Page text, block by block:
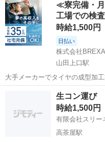
≪寮完備・
工場での検
時給1,500円
日払い
株式会社
山田上口駅
大手メーカーでタイヤの成型加
度あり！ワンルーム寮完備！マ
ス・RV車用を中心とした...
山田上口駅
生コン運び
時給1,500円
有限会社スリー
高茶屋駅